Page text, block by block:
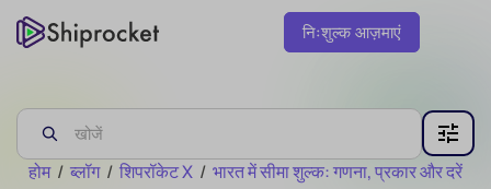
निःशुल्क आज़माएं
होम / ब्लॉग / शिपरॉकेट X / भारत में सीमा शुल्क: गणना, प्रकार और दरें